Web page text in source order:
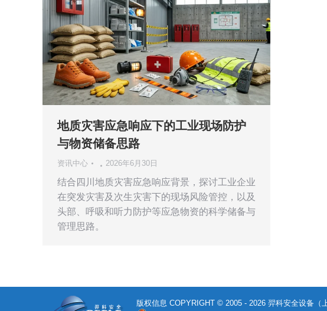
地质灾害应急响应下的工业现场防护
与物资储备思路
资讯中心 2026年6月30日
结合四川地质灾害应急响应背景，探讨工业企业
在突发灾害及次生灾害下的现场风险管控，以及
头部、呼吸和听力防护等应急物资的科学储备与
管理思路。
版权信息 COPYRIGHT © 2005 - 2026 羿科安全设备（